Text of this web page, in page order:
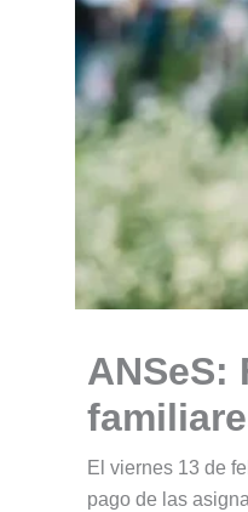
ANSeS:
El viernes 13 de
pago de las